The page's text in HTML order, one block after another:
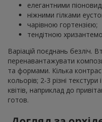
елегантними
ніжними гілками
чарівною гортензією;
тендітною
Варіацій поєднань безліч.
перенавантажувати
та формами. Кілька
кольорів; 2-3 різні
квітів, наприклад до
готов.